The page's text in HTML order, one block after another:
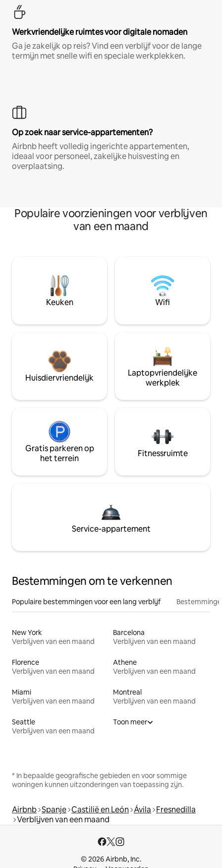
Werkvriendelijke ruimtes voor digitale nomaden
Ga je zakelijk op reis? Vind een verblijf voor de lange
termijn met snelle wifi en speciale werkplekken.
Op zoek naar service-appartementen?
Airbnb heeft volledig ingerichte appartementen,
ideaal voor personeel, zakelijke huisvesting en
overplaatsing.
Populaire voorzieningen voor verblijven
van een maand
Keuken Wifi
Huisdiervriendelijk
Laptopvriendelijke
werkplek
Gratis parkeren op
het terrein
Fitnessruimte
Service-appartement
Bestemmingen om te verkennen
Populaire bestemmingen voor een lang verblijf
New York
Verblijven van een maand
Barcelona
Verblijven van een maand
Florence
Verblijven van een maand
Athene
Verblijven van een maand
Miami
Verblijven van een maand
Montreal
Verblijven van een maand
Seattle
Verblijven van een maand
Toon meer
* In bepaalde geografische gebieden en voor sommige
woningen kunnen uitzonderingen van toepassing zijn.
Airbnb Spanje Castilië en León Ávila Fresnedilla
Verblijven van een maand
© 2026 Airbnb, Inc.